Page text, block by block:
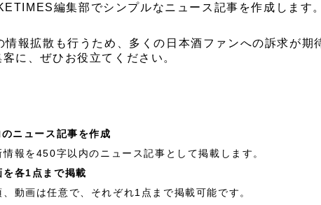
編集部でシンプルなニュース記事を作成します。
情報拡散も行うため、多くの日本酒ファンへの訴求が期
に、ぜひお役立てください。
ニュース記事を作成
報を450字以内のニュース記事として掲載します。
を各1点まで掲載
動画は任意で、それぞれ1点まで掲載可能です。